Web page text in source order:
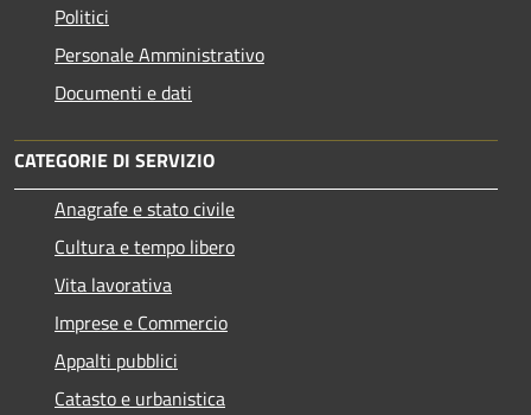
Politici
Personale Amministrativo
Documenti e dati
CATEGORIE DI SERVIZIO
Anagrafe e stato civile
Cultura e tempo libero
Vita lavorativa
Imprese e Commercio
Appalti pubblici
Catasto e urbanistica